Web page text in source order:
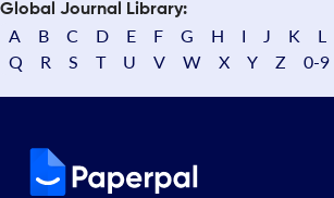
Global Journal Library:
A B C D E F G H I J K L
Q
R S T U V W X Y Z 0-9